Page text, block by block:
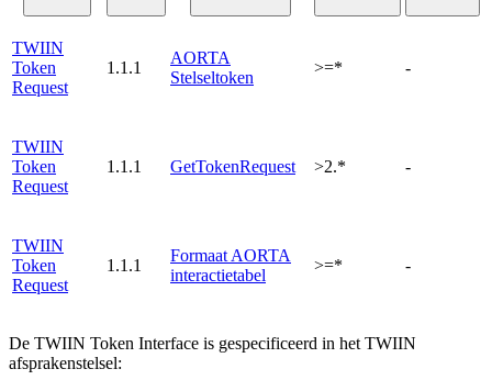
TWIIN
Token
Request
1.1.1
AORTA
Stelseltoken
>=* -
TWIIN
Token
Request
1.1.1 GetTokenRequest >2.* -
TWIIN
Token
Request
1.1.1
Formaat AORTA
interactietabel
>=* -
De TWIIN Token Interface is gespecificeerd in het TWIIN
afsprakenstelsel: